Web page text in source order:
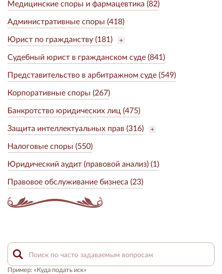
Медицинские споры и фармацевтика (82)
Административные споры (418)
Юрист по гражданству (181)
Судебный юрист в гражданском суде (841)
Представительство в арбитражном суде (549)
Корпоративные споры (267)
Банкротство юридических лиц (475)
Защита интеллектуальных прав (316)
Налоговые споры (550)
Юридический аудит (правовой анализ) (1)
Правовое обслуживание бизнеса (23)
Пример: «Куда подать иск»